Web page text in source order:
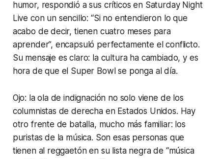
humor, respondió a sus críticos en Saturday Night
Live con un sencillo: “Si no entendieron lo que
acabo de decir, tienen cuatro meses para
aprender”, encapsuló perfectamente el conflicto.
Su mensaje es claro: la cultura ha cambiado, y es
hora de que el Super Bowl se ponga al día.
Ojo: la ola de indignación no solo viene de los
columnistas de derecha en Estados Unidos. Hay
otro frente de batalla, mucho más familiar: los
puristas de la música. Son esas personas que
tienen al reggaetón en su lista negra de “música